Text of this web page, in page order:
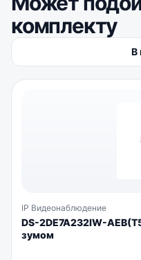
комплекту
В
IP Видеонаблюдение
DS-2DE7A232IW-
зумом